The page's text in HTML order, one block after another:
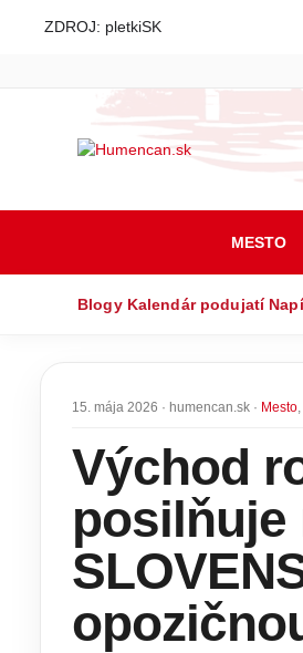
ZDROJ: pletkiSK
MESTO
Blogy Kalendár podujatí
15. mája 2026 · humencan.sk · Mesto,
Východ
posilňuje